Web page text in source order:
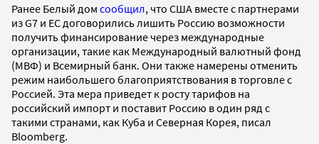
Ранее Белый дом сообщил, что США вместе с партнерами
из G7 и ЕС договорились лишить Россию возможности
получить финансирование через международные
организации, такие как Международный валютный фонд
(МВФ) и Всемирный банк. Они также намерены отменить
режим наибольшего благоприятствования в торговле с
Россией. Эта мера приведет к росту тарифов на
российский импорт и поставит Россию в один ряд с
такими странами, как Куба и Северная Корея, писал
Bloomberg.